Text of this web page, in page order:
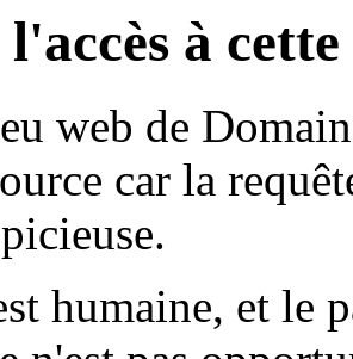
l'accès à
web de
car la
humaine, et le